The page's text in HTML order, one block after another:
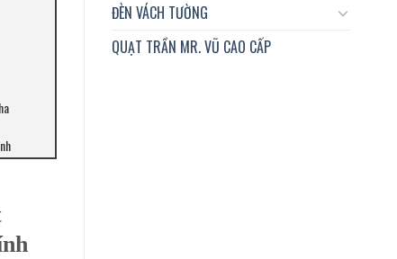
ĐÈN VÁCH TƯỜNG
QUẠT TRẦN MR. VŨ CAO CẤP